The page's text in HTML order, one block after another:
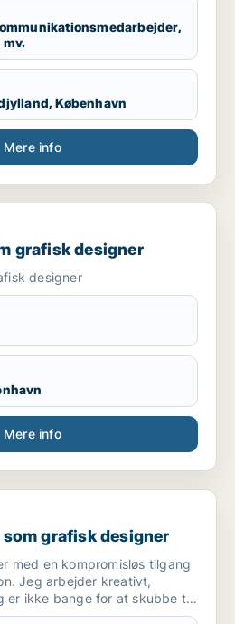
København
Mere info
designer
grafisk designer
designer
Mere info
designer
grafisk designer
med en kompromisløs tilgang
Jeg arbejder kreativt,
er ikke bange for at skubbe til
noget, der skiller sig ud.